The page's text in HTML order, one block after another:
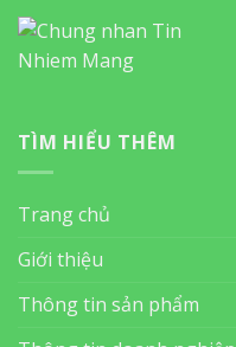
TÌM HIỂU THÊM
Trang chủ
Giới thiệu
Thông tin sản phẩm